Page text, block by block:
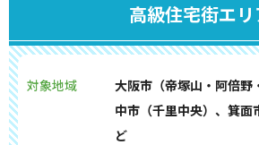
高級住宅街エリ
対象地域
大阪市（帝塚山・阿倍野
中市（千里中央）、箕面
ど